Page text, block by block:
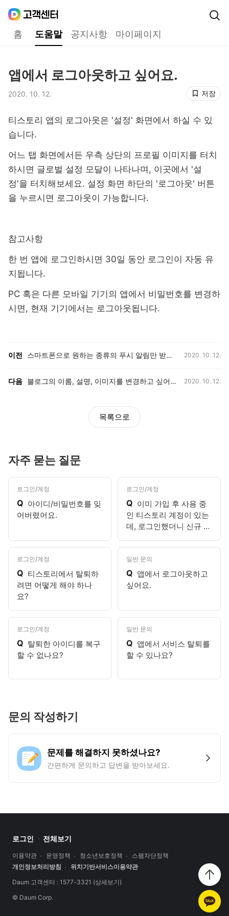
홈 도움말 공지사항 마이페이지
앱에서 로그아웃하고 싶어요.
저장
2020. 10. 12.
티스토리 앱의 로그아웃은 '설정' 화면에서 하실 수 있
습니다.
어느 탭 화면에서든 우측 상단의 프로필 이미지를 터치
하시면 글로벌 설정 모달이 나타나며, 이곳에서 '설
정'을 터치해보세요. 설정 화면 하단의 '로그아웃' 버튼
을 누르시면 로그아웃이 가능합니다.
참고사항
한 번 앱에 로그인하시면 30일 동안 로그인이 자동 유
지됩니다.
PC 혹은 다른 모바일 기기의 앱에서 비밀번호를 변경하
시면, 현재 기기에서는 로그아웃됩니다.
이전 스마트폰으로 원하는 종류의 푸시 알림만 받고 싶어요. 2020. 10. 12.
다음 블로그의 이름, 설명, 이미지를 변경하고 싶어요. 2020. 10. 12.
목록으로
자주 묻는 질문
로그인/계정
Q 아이디/비밀번호를 잊
어버렸어요.
로그인/계정
Q 이미 가입 후 사용 중
인 티스토리 계정이 있는
데, 로그인했더니 신규 가
로그인/계정
Q 티스토리에서 탈퇴하
려면 어떻게 해야 하나
요?
일반 문의
Q 앱에서 로그아웃하고
싶어요.
로그인/계정
Q 탈퇴한 아이디를 복구
할 수 없나요?
일반 문의
Q 앱에서 서비스 탈퇴를
할 수 있나요?
문의 작성하기
문제를 해결하지 못하셨나요?
간편하게 문의하고 답변을 받아보세요.
로그인 전체보기
이용약관 운영정책 청소년보호정책
스팸차단정책
개인정보처리방침
위치기반서비스이용약관
Daum 고객센터 : 1577-3321 (상세보기)
© Daum Corp.